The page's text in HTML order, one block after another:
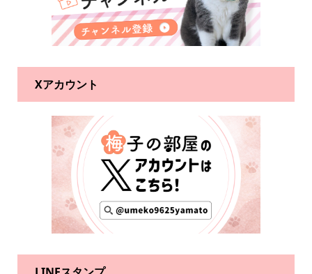
Xアカウント